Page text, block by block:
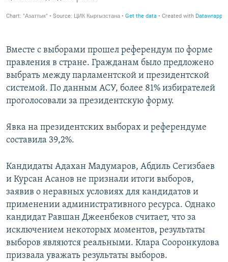
Вместе с выборами прошел референдум по форме
правления в стране. Гражданам было предложено
выбрать между парламентской и президентской
системой. По данным АСУ, более 81% избирателей
проголосовали за президентскую форму.
Явка на президентских выборах и референдуме
составила 39,2%.
Кандидаты Адахан Мадумаров, Абдиль Сегизбаев
и Курсан Асанов не признали итоги выборов,
заявив о неравных условиях для кандидатов и
применении административного ресурса. Однако
кандидат Равшан Джеенбеков считает, что за
исключением некоторых моментов, результаты
выборов являются реальными. Клара Сооронкулова
призвала уважать результаты выборов.